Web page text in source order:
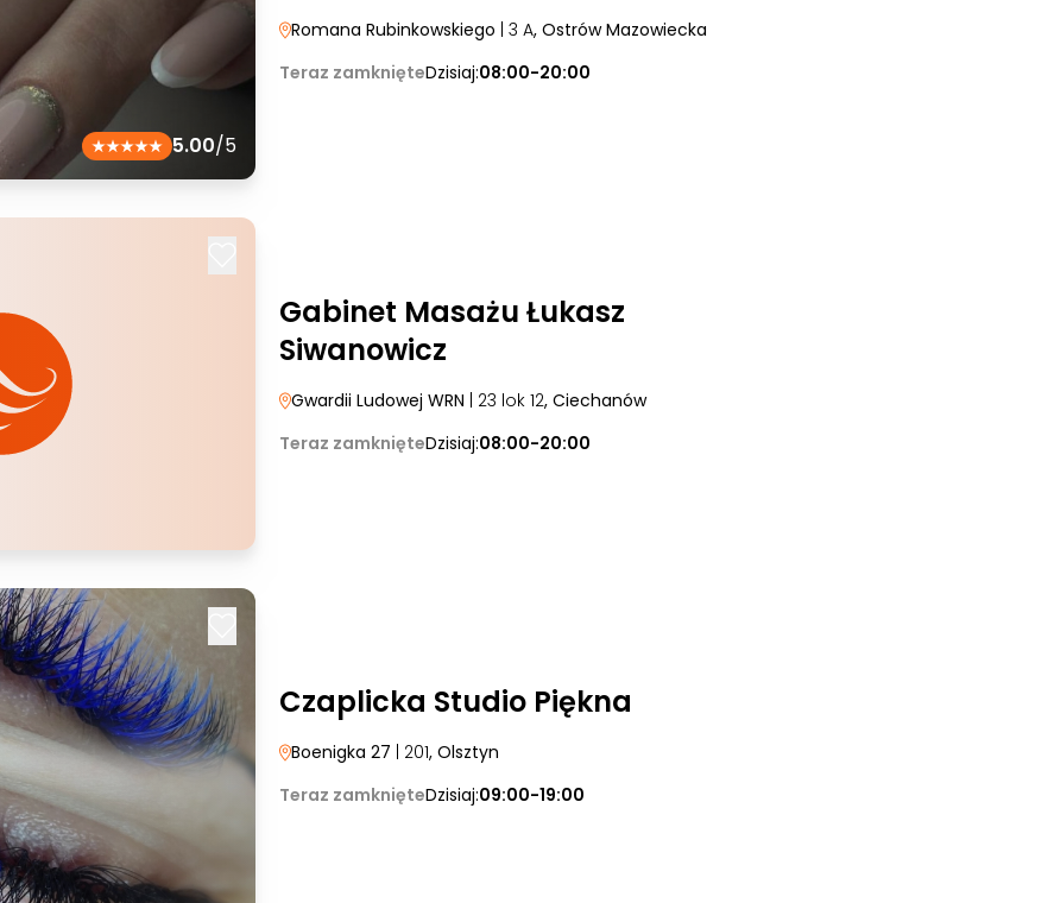
5.00/5
Romana Rubinkowskiego | 3 A, Ostrów Mazowiecka
Teraz zamknięteDzisiaj:08:00-20:00
Gabinet Masażu Łukasz
Siwanowicz
Gwardii Ludowej WRN | 23 lok 12, Ciechanów
Teraz zamknięteDzisiaj:08:00-20:00
Czaplicka Studio Piękna
Boenigka 27 | 201, Olsztyn
Teraz zamknięteDzisiaj:09:00-19:00